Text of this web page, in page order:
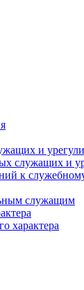
и
служащих и
к
служащим
характера